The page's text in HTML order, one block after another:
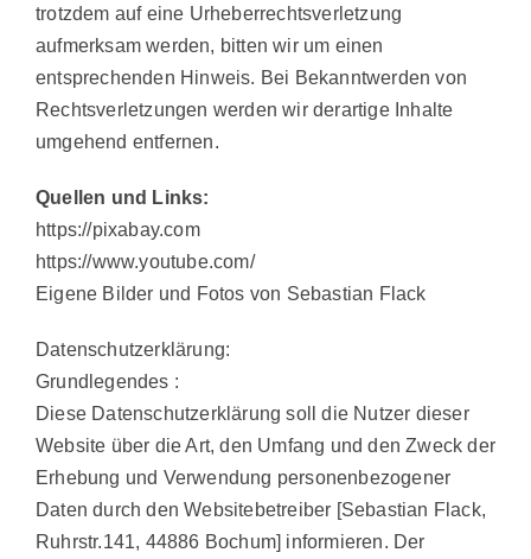
trotzdem auf eine Urheberrechtsverletzung
aufmerksam werden, bitten wir um einen
entsprechenden Hinweis. Bei Bekanntwerden von
Rechtsverletzungen werden wir derartige Inhalte
umgehend entfernen.
Quellen und Links:
https://pixabay.com
https://www.youtube.com/
Eigene Bilder und Fotos von Sebastian Flack
Datenschutzerklärung:
Grundlegendes :
Diese Datenschutzerklärung soll die Nutzer dieser
Website über die Art, den Umfang und den Zweck der
Erhebung und Verwendung personenbezogener
Daten durch den Websitebetreiber [Sebastian Flack,
Ruhrstr.141, 44886 Bochum] informieren. Der